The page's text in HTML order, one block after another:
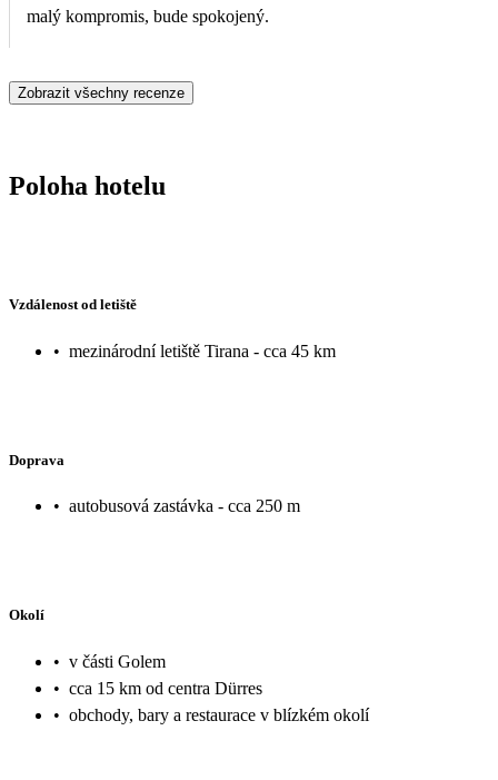
malý kompromis, bude spokojený.
Zobrazit všechny recenze
Poloha hotelu
Vzdálenost od letiště
• mezinárodní letiště Tirana - cca 45 km
Doprava
• autobusová zastávka - cca 250 m
Okolí
• v části Golem
• cca 15 km od centra Dürres
• obchody, bary a restaurace v blízkém okolí